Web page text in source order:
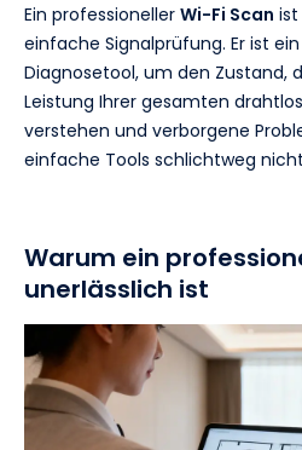
Ein professioneller Wi-Fi Scan
einfache Signalprüfung. Er ist
Diagnosetool, um den Zustand,
Leistung Ihrer gesamten
verstehen und verborgene
einfache Tools schlichtweg
Warum ein
unerlässlich ist